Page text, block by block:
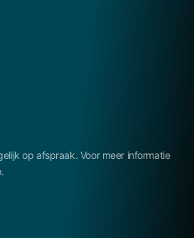
op afspraak. Voor meer informatie